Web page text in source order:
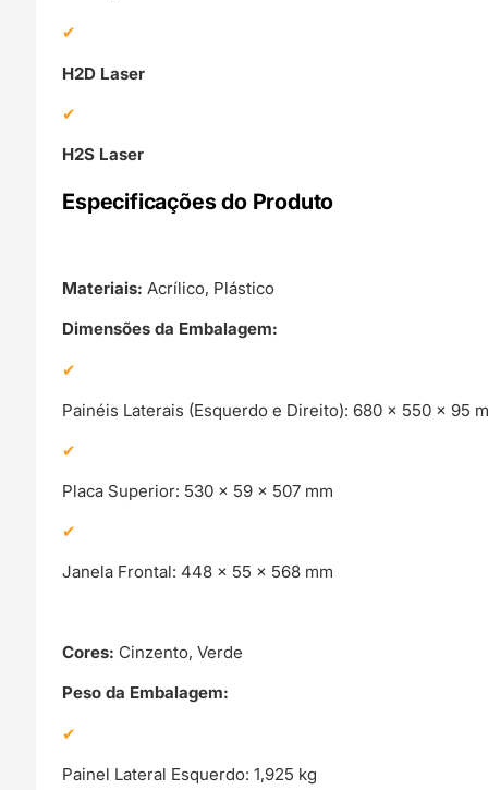
H2D Laser
H2S Laser
Especificações do Produto
Materiais: Acrílico, Plástico
Dimensões da Embalagem:
Painéis Laterais (Esquerdo e Direito): 680 × 550 × 95
Placa Superior: 530 × 59 × 507 mm
Janela Frontal: 448 × 55 × 568 mm
Cores: Cinzento, Verde
Peso da Embalagem:
Painel Lateral Esquerdo: 1,925 kg